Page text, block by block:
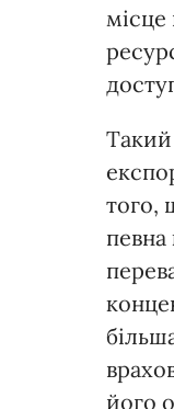
місце
Такий
того,
певна
його